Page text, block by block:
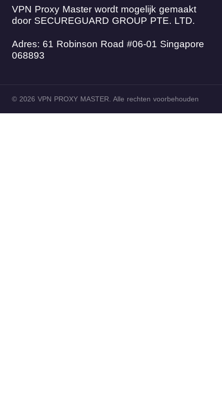
VPN Proxy Master wordt mogelijk gemaakt
door SECUREGUARD GROUP PTE. LTD.
Adres: 61 Robinson Road #06-01 Singapore
068893
© 2026 VPN PROXY MASTER. Alle rechten voorbehouden